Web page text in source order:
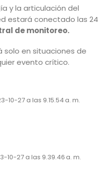
y la articulación del
estará conectado las 24
de monitoreo.
solo en situaciones de
evento crítico.